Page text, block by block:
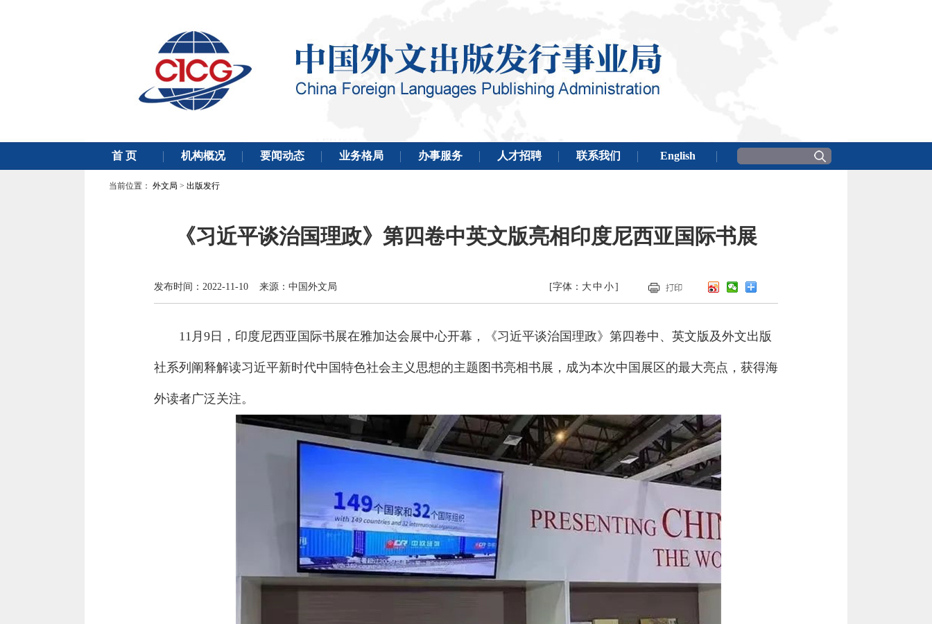
当前位置： 外文局 > 出版发行
《习近平谈治国理政》第四卷中英文版亮相印度尼西亚国际书展
发布时间：2022-11-10 来源：中国外文局 [字体： 大中 小]
11月9日，印度尼西亚国际书展在雅加达会展中心开幕，《习近平谈治国理政》第四卷中、英文版及外文出版
社系列阐释解读习近平新时代中国特色社会主义思想的主题图书亮相书展，成为本次中国展区的最大亮点，获得海
外读者广泛关注。